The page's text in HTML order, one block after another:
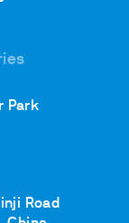
Park
Road